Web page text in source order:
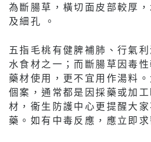
為斷腸草，橫切面皮部較厚
及細孔 。
五指毛桃有健脾補肺、行氣
水食材之一；而斷腸草因毒
藥材使用，更不宜用作湯料
個案，通常都是因採藥或加
材，衞生防護中心更提醒大
藥。如有中毒反應，應立即求